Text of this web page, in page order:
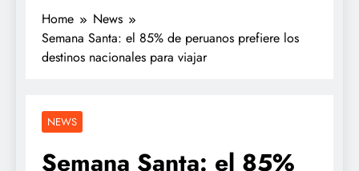
Home
News
Semana Santa: el 85% de peruanos prefiere los
destinos nacionales para viajar
NEWS
Semana Santa: el 85%